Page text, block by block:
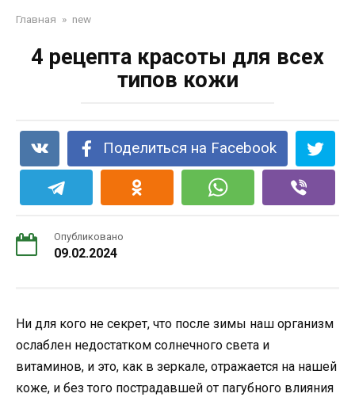
Главная » new
4 рецепта красоты для всех
типов кожи
Поделиться на Facebook
Опубликовано
09.02.2024
Ни для кого не секрет, что после зимы наш организм
ослаблен недостатком солнечного света и
витаминов, и это, как в зеркале, отражается на нашей
коже, и без того пострадавшей от пагубного влияния